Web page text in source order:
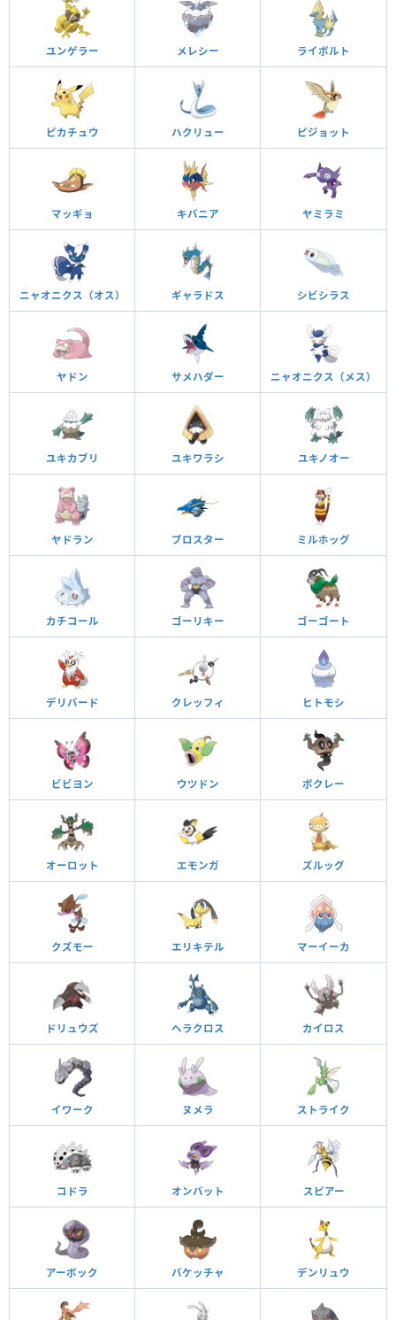
ユンゲラー メレシー ライボルト
ピカチュウ ハクリュー ピジョット
マッギョ キバニア ヤミラミ
ニャオニクス（オス） ギャラドス シビシラス
ヤドン サメハダー ニャオニクス（メス）
ユキカブリ ユキワラシ ユキノオー
ヤドラン ブロスター ミルホッグ
カチコール ゴーリキー ゴーゴート
デリバード クレッフィ ヒトモシ
ビビヨン ウツドン ボクレー
オーロット エモンガ ズルッグ
クズモー エリキテル マーイーカ
ドリュウズ ヘラクロス カイロス
イワーク ヌメラ ストライク
コドラ オンバット スピアー
アーボック バケッチャ デンリュウ